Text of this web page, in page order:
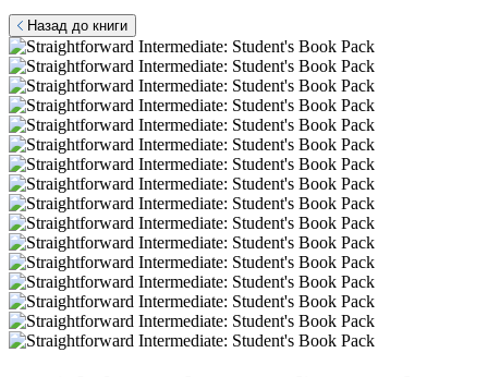
Назад до книги